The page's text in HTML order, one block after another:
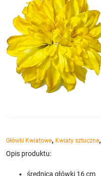
Główki Kwiatowe, Kwiaty sztuczne,
Opis produktu:
średnica główki 16 cm